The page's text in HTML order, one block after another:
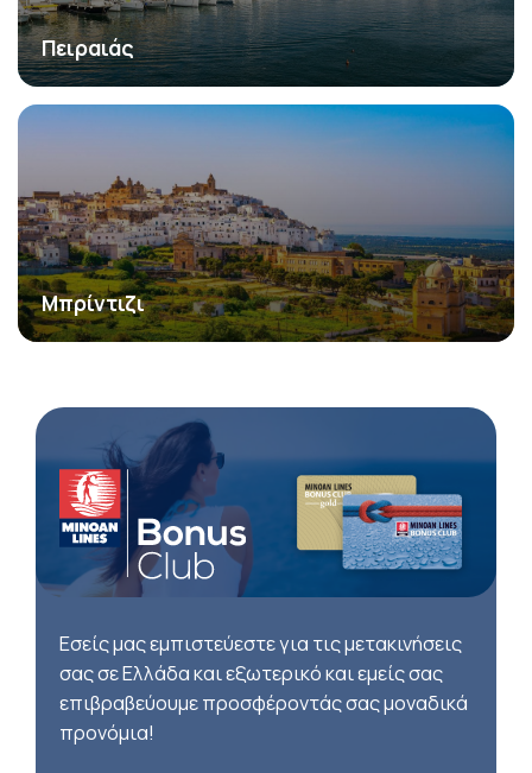
Πειραιάς
Μπρίντιζι
Εσείς μας εμπιστεύεστε για τις μετακινήσεις
σας σε Ελλάδα και εξωτερικό και εμείς σας
επιβραβεύουμε προσφέροντάς σας μοναδικά
προνόμια!